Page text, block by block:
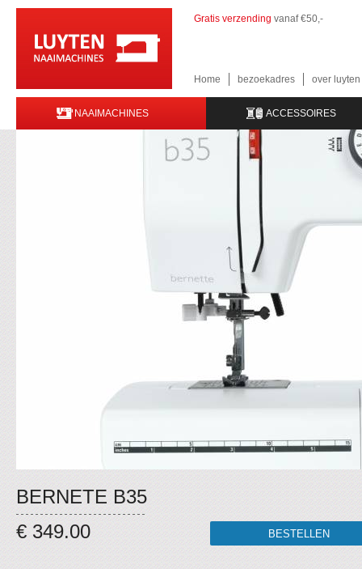
Gratis verzending vanaf €50,-
Home bezoekadres over
NAAIMACHINES ACCESSOIRES
BERNETE B35
€ 349.00